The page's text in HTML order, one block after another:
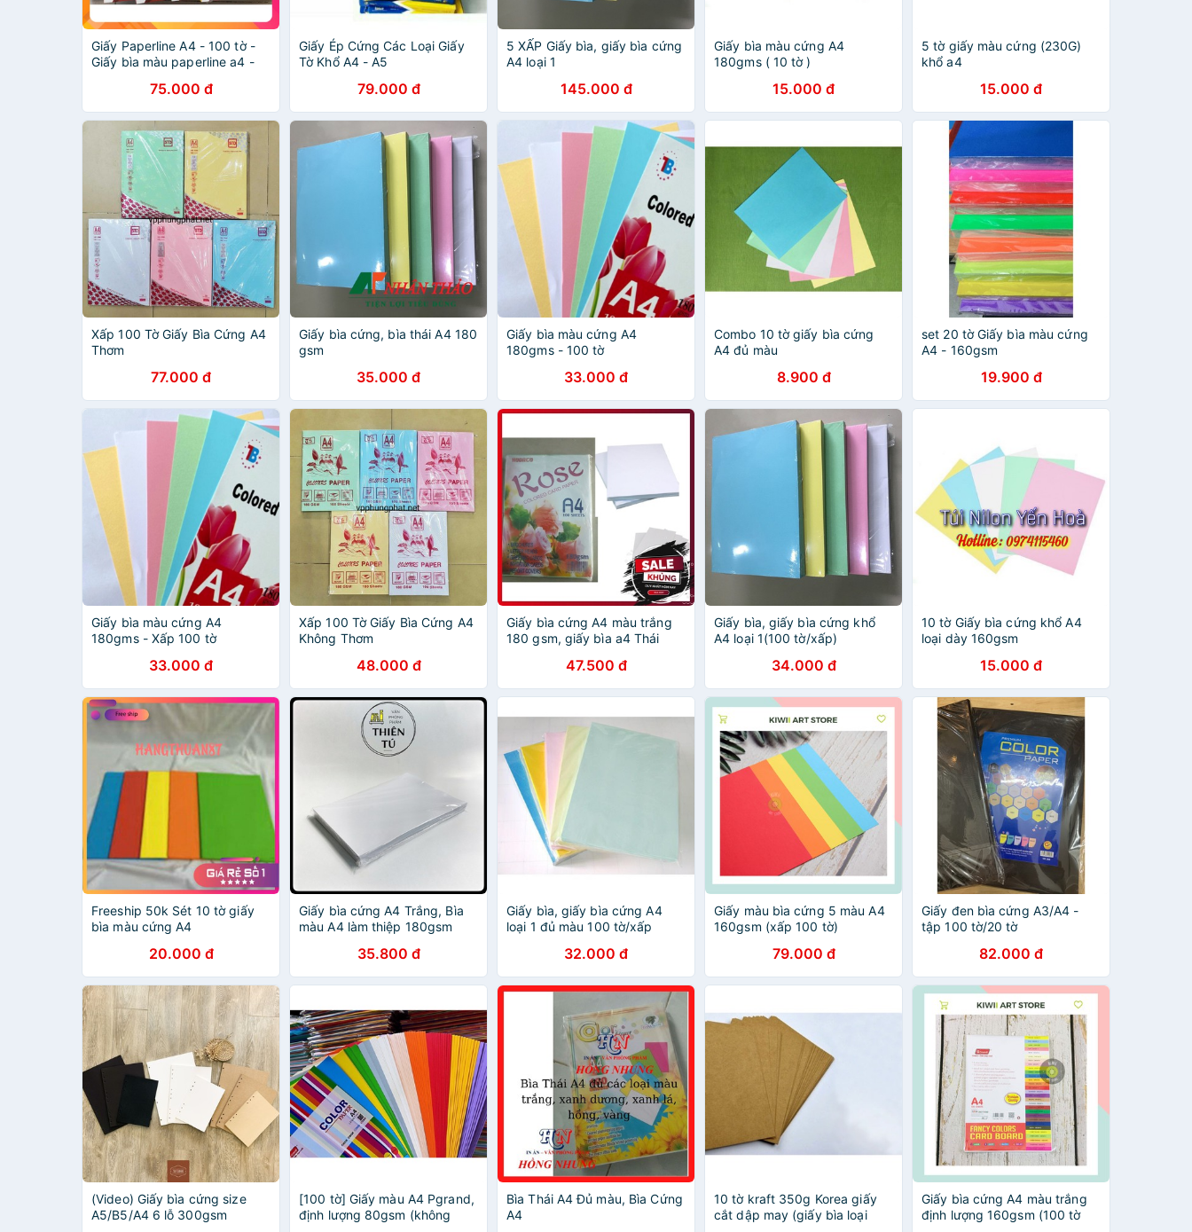
Giấy Paperline A4 - 100 tờ -
Giấy bìa màu paperline a4 -
75.000 đ
Giấy Ép Cứng Các Loại Giấy
Tờ Khổ A4 - A5
79.000 đ
5 XẤP Giấy bìa, giấy bìa cứng
A4 loại 1
145.000 đ
Giấy bìa màu cứng A4
180gms ( 10 tờ )
15.000 đ
5 tờ giấy màu cứng (230G)
khổ a4
15.000 đ
Xấp 100 Tờ Giấy Bìa Cứng A4
Thơm
77.000 đ
Giấy bìa cứng, bìa thái A4 180
gsm
35.000 đ
Giấy bìa màu cứng A4
180gms - 100 tờ
33.000 đ
Combo 10 tờ giấy bìa cứng
A4 đủ màu
8.900 đ
set 20 tờ Giấy bìa màu cứng
A4 - 160gsm
19.900 đ
Giấy bìa màu cứng A4
180gms - Xấp 100 tờ
33.000 đ
Xấp 100 Tờ Giấy Bìa Cứng A4
Không Thơm
48.000 đ
Giấy bìa cứng A4 màu trắng
180 gsm, giấy bìa a4 Thái
47.500 đ
Giấy bìa, giấy bìa cứng khổ
A4 loại 1(100 tờ/xấp)
34.000 đ
10 tờ Giấy bìa cứng khổ A4
loại dày 160gsm
15.000 đ
Freeship 50k Sét 10 tờ giấy
bìa màu cứng A4
20.000 đ
Giấy bìa cứng A4 Trắng, Bìa
màu A4 làm thiệp 180gsm
35.800 đ
Giấy bìa, giấy bìa cứng A4
loại 1 đủ màu 100 tờ/xấp
32.000 đ
Giấy màu bìa cứng 5 màu A4
160gsm (xấp 100 tờ)
79.000 đ
Giấy đen bìa cứng A3/A4 -
tập 100 tờ/20 tờ
82.000 đ
(Video) Giấy bìa cứng size
A5/B5/A4 6 lỗ 300gsm
[100 tờ] Giấy màu A4 Pgrand,
định lượng 80gsm (không
Bìa Thái A4 Đủ màu, Bìa Cứng
A4
10 tờ kraft 350g Korea giấy
cắt dập may (giấy bìa loại
Giấy bìa cứng A4 màu trắng
định lượng 160gsm (100 tờ